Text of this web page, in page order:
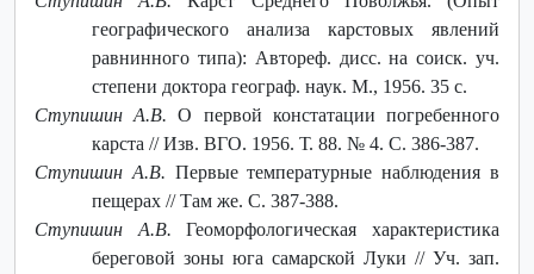
географического анализа карстовых явлений
равнинного типа): Автореф. дисс. на соиск. уч.
степени доктора географ. наук. М., 1956. 35 с.
Ступишин А.В. О первой констатации погребенного
карста // Изв. ВГО. 1956. Т. 88. № 4. С. 386-387.
Ступишин А.В. Первые температурные наблюдения в
пещерах // Там же. С. 387-388.
Ступишин А.В. Геоморфологическая характеристика
береговой зоны юга самарской Луки // Уч. зап.